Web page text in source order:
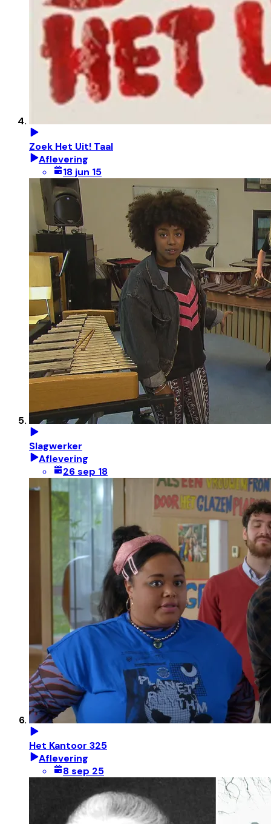
Zoek Het Uit! Taal
Aflevering
18 jun 15
Slagwerker
Aflevering
26 sep 18
Het Kantoor 325
Aflevering
8 sep 25